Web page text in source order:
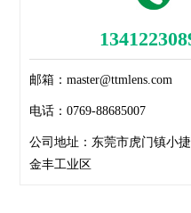
邮箱： master@ttmlens.com
电话： 0769-88685007
公司地址： 东莞市虎门镇小
金丰工业区